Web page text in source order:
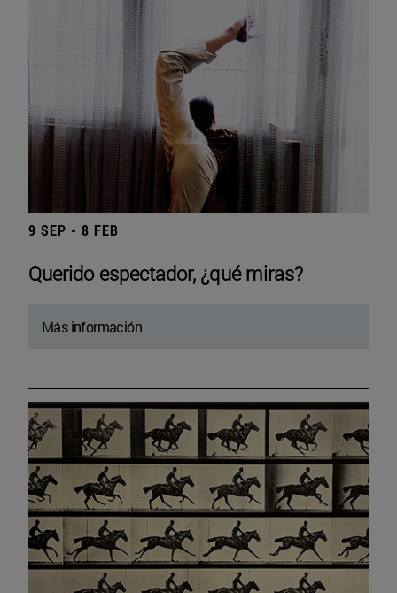
9 SEP - 8 FEB
Querido espectador, ¿qué miras?
Más información